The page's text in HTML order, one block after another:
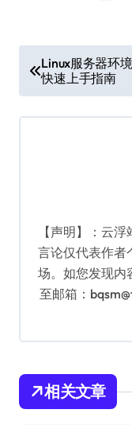
章
导
Linux服务器环
快速上手指南
【声明】：云
言论仅代表作者
场。如您发现内
至邮箱：
相关文章